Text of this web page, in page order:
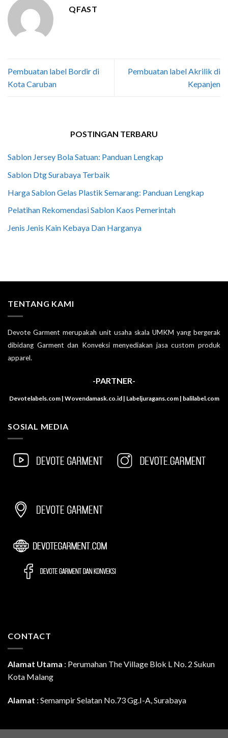
QFAST
Pembuatan label Bordir di
Kota Caruban
Pembuatan label Akrilik di
Kepanjen
POSTINGAN TERBARU
Sablon Jersey Bola Satuan: Panduan Lengkap
Sablon Dtg Surabaya Terbaik
Harga Sablon Gelas Plastik Semarang: Panduan Lengkap
Pelatihan Rekomendasi Sablon Kaos Pemerintah
Jenis Jenis Kain Kebaya Dan Harganya
TENTANG KAMI
Devote Garment merupakah unit usaha skala UMKM yang bergerak
dibidang Garment dan Konveksi menyediakan jasa custom produk
apparel.
-PARTNER-
Devotelabels.com | Wovendamask.co.id | Labeljuragans.com | balilabel.com
SOSIAL MEDIA
CONTACT
Alamat Utama : Perumahan The Village Blok L No. 2 Sukun
Kota Malang
Alamat : Semampir Selatan No.73 Gg.I-A, Surabaya